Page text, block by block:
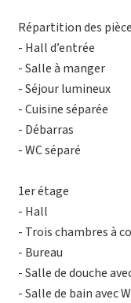
Répartition des
- Hall d’entrée
- Salle à manger
- Séjour lumineux
- Cuisine séparée
- Débarras
- WC séparé
1er étage
- Hall
- Trois chambres à
- Bureau
- Salle de douche
- Salle de bain avec